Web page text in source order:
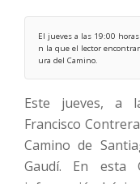
El jueves a las 19:00
n la que el lector
ura del Camino.
Este jueves, a
Francisco
Camino de
Gaudí. En esta